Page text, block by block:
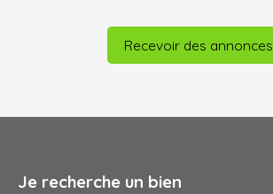
Recevoir des annonces
Je recherche un bien